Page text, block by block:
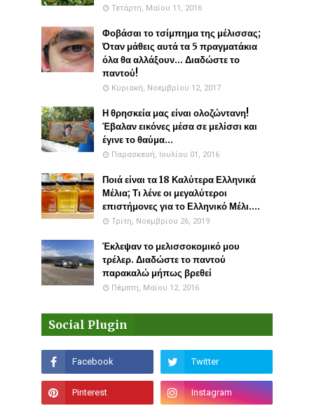
Τετάρτη, Μαΐου 11, 2016
Φοβάσαι το τσίμπημα της μέλισσας;
Όταν μάθεις αυτά τα 5 πραγματάκια
όλα θα αλλάξουν... Διαδώστε το
παντού!
Κυριακή, Νοεμβρίου 12, 2017
Η θρησκεία μας είναι ολοζώντανη!
Έβαλαν εικόνες μέσα σε μελίσσι και
έγινε το θαύμα...
Παρασκευή, Ιουλίου 01, 2016
Ποιά είναι τα 18 Καλύτερα Ελληνικά
Μέλια; Τι λένε οι μεγαλύτεροι
επιστήμονες για το Ελληνικό Μέλι....
Τρίτη, Νοεμβρίου 26, 2019
Έκλεψαν το μελισσοκομικό μου
τρέλερ. Διαδώστε το παντού
παρακαλώ μήπως βρεθεί
Πέμπτη, Μαΐου 12, 2016
Social Plugin